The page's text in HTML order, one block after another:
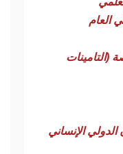
العام
(التامينات
الإنساني